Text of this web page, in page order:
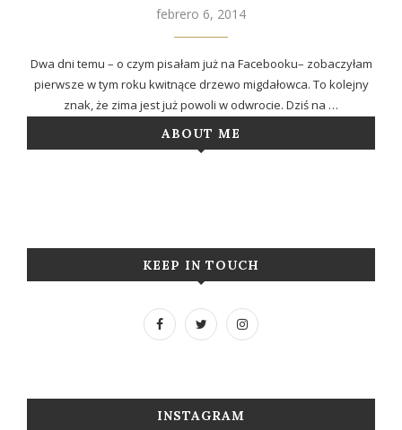
febrero 6, 2014
Dwa dni temu – o czym pisałam już na Facebooku– zobaczyłam
pierwsze w tym roku kwitnące drzewo migdałowca. To kolejny
znak, że zima jest już powoli w odwrocie. Dziś na …
ABOUT ME
KEEP IN TOUCH
INSTAGRAM